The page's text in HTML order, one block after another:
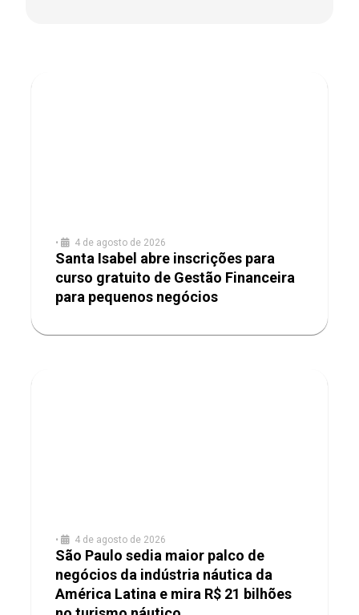
• 4 de agosto de 2026
Santa Isabel abre inscrições para
curso gratuito de Gestão Financeira
para pequenos negócios
• 4 de agosto de 2026
São Paulo sedia maior palco de
negócios da indústria náutica da
América Latina e mira R$ 21 bilhões